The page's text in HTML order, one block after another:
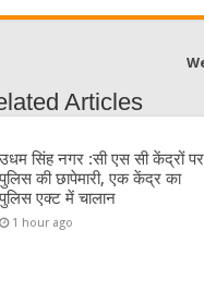
c
b
o
o
k
it
r
C
at
ai
Articles
उधम सिंह नगर :सी एस सी केंद्रों पर
पुलिस की छापेमारी, एक केंद्र का
पुलिस एक्ट में चालान
1 hour ago